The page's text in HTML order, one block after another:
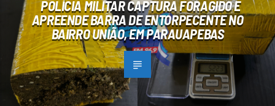
POLÍCIA MILITAR CAPTURA FORAGIDO E
APREENDE BARRA DE ENTORPECENTE NO
BAIRRO UNIÃO, EM PARAUAPEBAS